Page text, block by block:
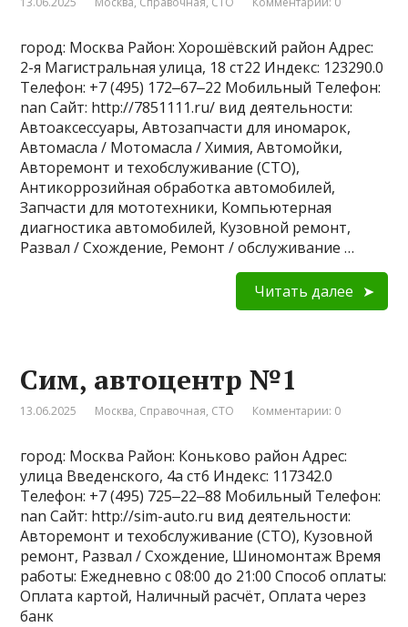
город: Москва Район: Хорошёвский район Адрес:
2-я Магистральная улица, 18 ст22 Индекс: 123290.0
Телефон: +7 (495) 172‒67‒22 Мобильный Телефон:
nan Сайт: http://7851111.ru/ вид деятельности:
Автоаксессуары, Автозапчасти для иномарок,
Автомасла / Мотомасла / Химия, Автомойки,
Авторемонт и техобслуживание (СТО),
Антикоррозийная обработка автомобилей,
Запчасти для мототехники, Компьютерная
диагностика автомобилей, Кузовной ремонт,
Развал / Схождение, Ремонт / обслуживание …
Читать далее
Сим, автоцентр №1
13.06.2025 Москва, Справочная, СТО Комментарии: 0
город: Москва Район: Коньково район Адрес:
улица Введенского, 4а ст6 Индекс: 117342.0
Телефон: +7 (495) 725‒22‒88 Мобильный Телефон:
nan Сайт: http://sim-auto.ru вид деятельности:
Авторемонт и техобслуживание (СТО), Кузовной
ремонт, Развал / Схождение, Шиномонтаж Время
работы: Ежедневно с 08:00 до 21:00 Способ оплаты:
Оплата картой, Наличный расчёт, Оплата через
банк